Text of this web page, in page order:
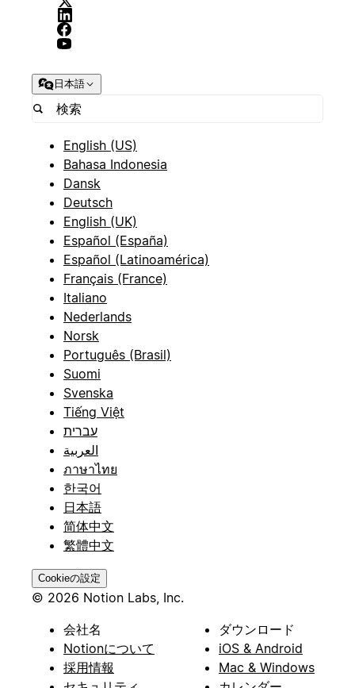
日本語
English (US)
Bahasa Indonesia
Dansk
Deutsch
English (UK)
Español (España)
Español (Latinoamérica)
Français (France)
Italiano
Nederlands
Norsk
Português (Brasil)
Suomi
Svenska
Tiếng Việt
עברית
العربية
ภาษาไทย
한국어
日本語
简体中文
繁體中文
Cookieの設定
© 2026 Notion Labs, Inc.
会社名
Notionについて
採用情報
ダウンロード
iOS & Android
Mac & Windows